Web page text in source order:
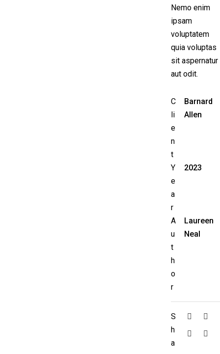
Nemo enim
ipsam
voluptatem
quia voluptas
sit aspernatur
aut odit.
C
li
e
n
t
Barnard
Allen
Y
e
a
r
2023
A
u
t
h
o
r
Laureen
Neal
S
h
a